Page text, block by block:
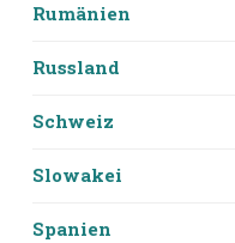
Rumänien
Russland
Schweiz
Slowakei
Spanien